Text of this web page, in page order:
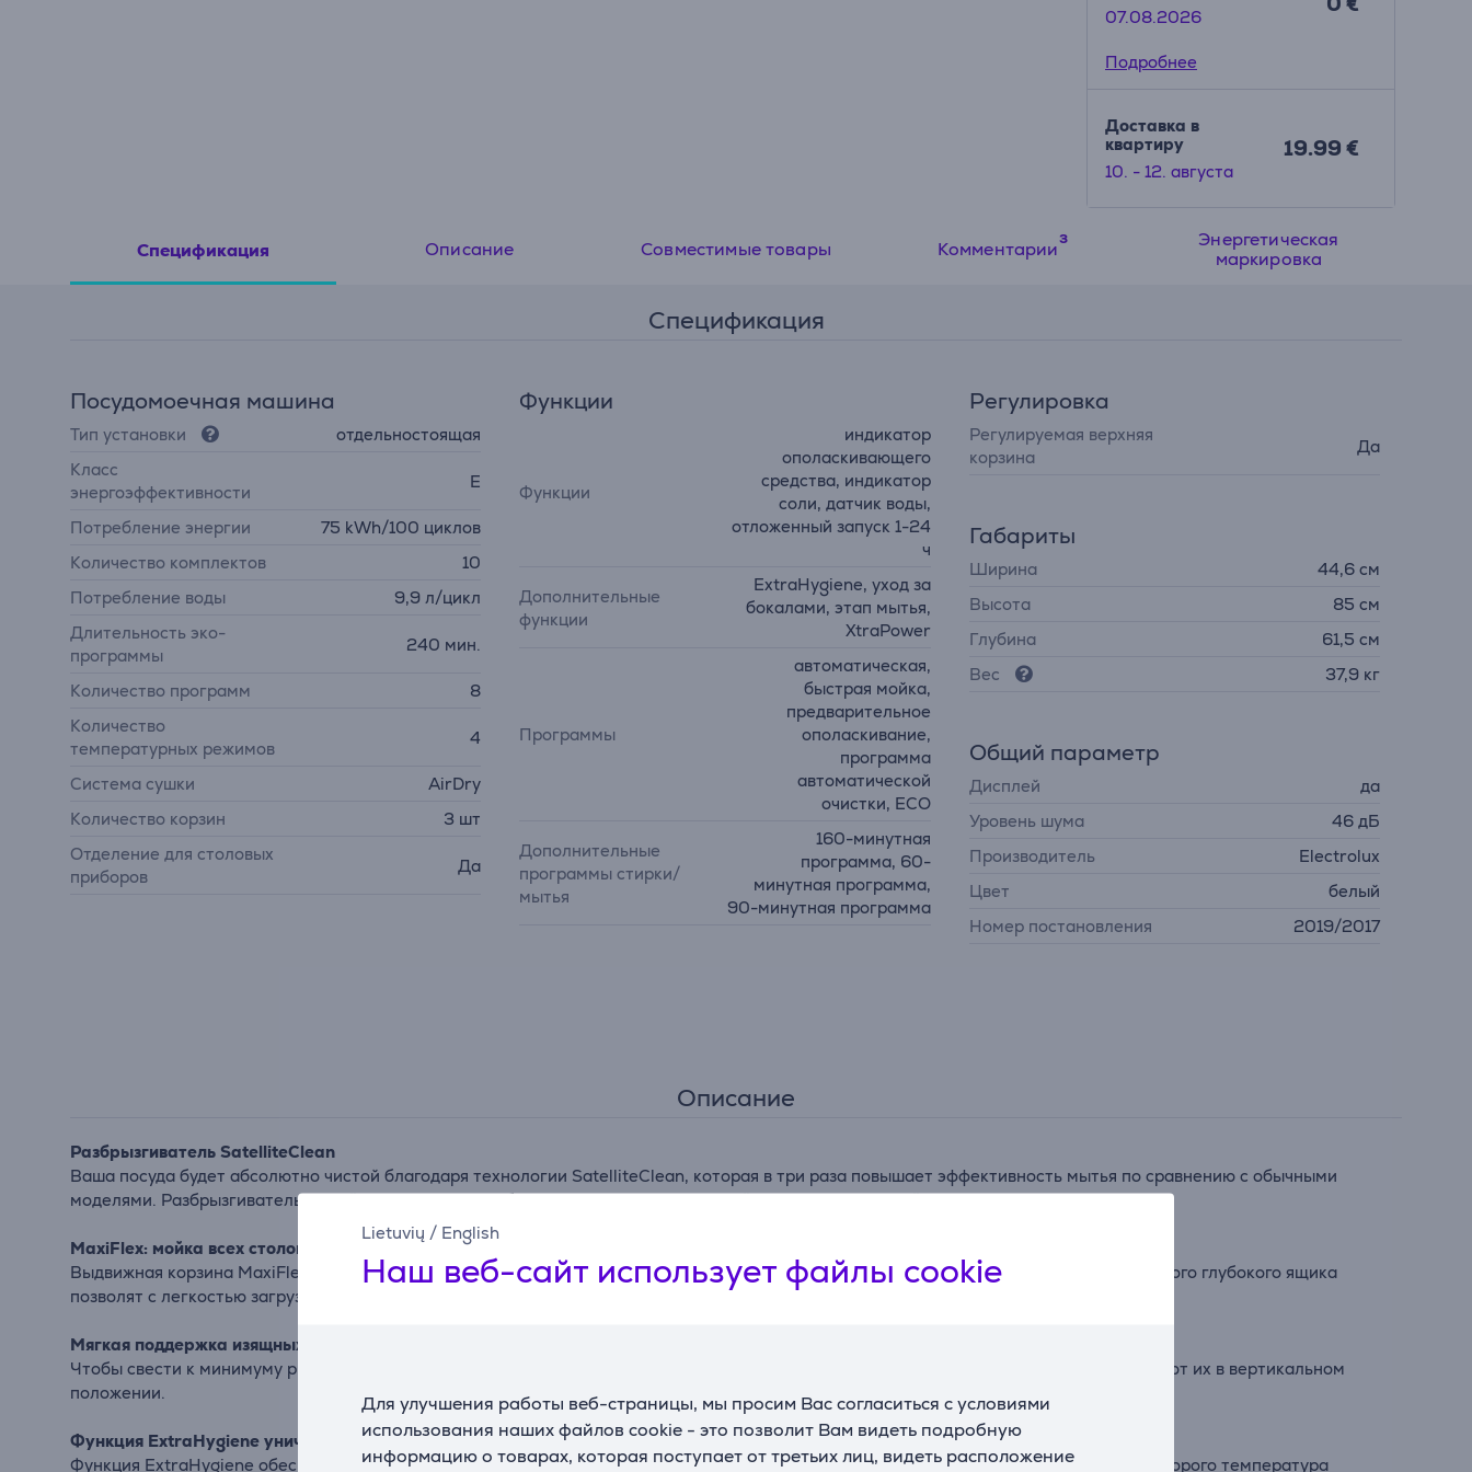
Lietuvių / English
Наш веб-сайт использует файлы cookie
Для улучшения работы веб-страницы, мы просим Вас согласиться с условиями
использования наших файлов cookie - это позволит Вам видеть подробную
информацию о товарах, которая поступает от третьих лиц, видеть расположение
07.08.2026
Подробнее
Доставка в
квартиру
10. - 12. августа
19.99 €
Спецификация Описание Совместимые товары Комментарии
Энергетическая
маркировка
Спецификация
Посудомоечная машина
Тип установки
отдельностоящая
Класс
энергоэффективности
E
Потребление энергии
75 kWh/100 циклов
Количество комплектов
10
Потребление воды
9,9 л/цикл
Длительность эко-
программы
240 мин.
Количество программ
8
Количество
температурных режимов
4
Система сушки
AirDry
Количество корзин
3 шт
Отделение для столовых
приборов
Да
Функции
Функции
индикатор
ополаскивающего
средства, индикатор
соли, датчик воды,
отложенный запуск 1-24
ч
Дополнительные
функции
ExtraHygiene, уход за
бокалами, этап мытья,
XtraPower
Программы
автоматическая,
быстрая мойка,
предварительное
ополаскивание,
программа
автоматической
очистки, ECO
Дополнительные
программы стирки/
мытья
160-минутная
программа, 60-
минутная программа,
90-минутная программа
Регулировка
Pегулируемая верхняя
корзина
Да
Габариты
Ширина
44,6 см
Высота
85 см
Глубина
61,5 см
Вес
37,9 кг
Общий параметр
Дисплей
да
Уровень шума
46 дБ
Производитель
Electrolux
Цвет
белый
Номер постановления
2019/2017
Описание
Разбрызгиватель SatelliteClean
Ваша посуда будет абсолютно чистой благодаря технологии SatelliteClean, которая в три раза повышает эффективность мытья по сравнению с обычными
моделями. Разбрызгиватель с двойным вращением обеспечивает тщательную мойку даже при плотной загрузке
MaxiFlex: мойка всех столовых приборов за один раз
Выдвижная корзина MaxiFlex рассчитана на столовые принадлежности большинства форм и размеров. Регулируемые разделители этого глубокого ящика
позволят с легкостью загрузить в него любые предметы, какими бы большими и громоздкими они ни были.
Мягкая поддержка изящных бокалов
Чтобы свести к минимуму риск повредить или разбить изящные бокалы во время мойки, резиновые держатели SoftSpike поддерживают их в вертикальном
положении.
Функция ExtraHygiene уничтожает микробы
Функция ExtraHygiene обеспечивает максимальную чистоту. Машина использует мощный цикл полоскания и дезинфекции, в ходе которого температура